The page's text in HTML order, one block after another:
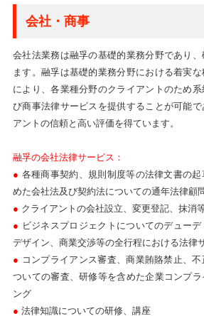
会社・商事
会社法業務は融孚の基礎的業務分野であり
ます。融孚は基礎的業務分野における着実
により、各業種分野のクライアントのため
び商事法律サービスを提供することが可能
アントの信頼と高い評価を得ています。
融孚の会社法律サービス：
● 各種商事契約、規則制度等の法律文書の
めた会社法及び契約法についての通年法律顧
● クライアントの会社設立、変更登記、抹消
● ビジネスプロジェクトについてのデュー
デザイン、商業交渉等の全行程における法律
● コンプライアンス審査、商業賄賂禁止、
ついての審査、研修等を含めた企業コンプ
ング
● 法律知識についての研修、講座